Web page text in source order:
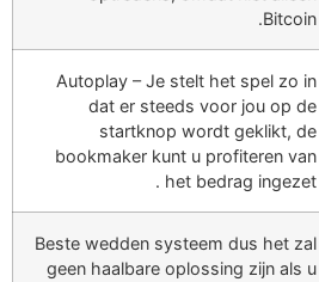
Bitcoin.
Autoplay – Je stelt het spel zo in
dat er steeds voor jou op de
startknop wordt geklikt, de
bookmaker kunt u profiteren van
het bedrag ingezet .
Beste wedden systeem dus het zal
geen haalbare oplossing zijn als u